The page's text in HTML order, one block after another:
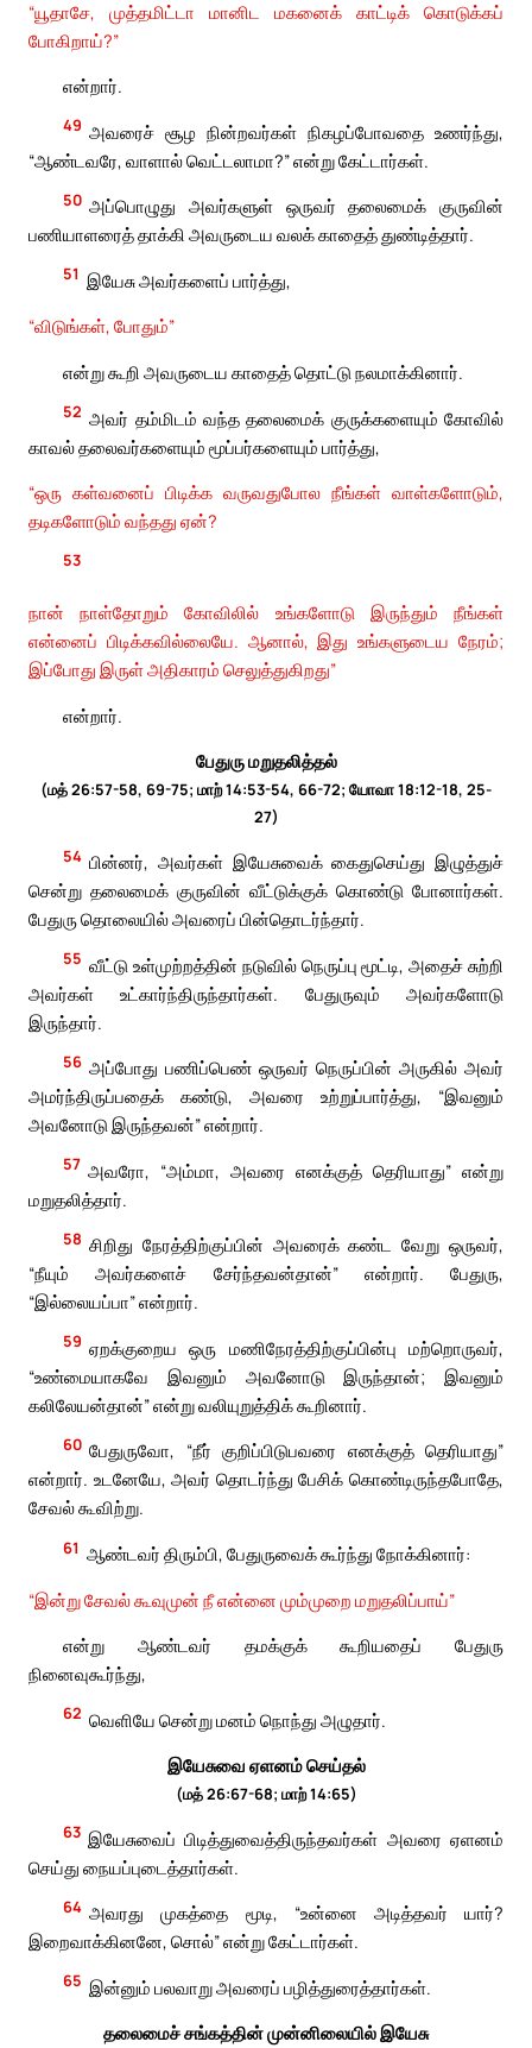
“யூதாசே, முத்தமிட்டா மானிட மகனைக் காட்டிக் கொடுக்கப்
போகிறாய்?”
என்றார்.
49 அவரைச் சூழ நின்றவர்கள் நிகழப்போவதை உணர்ந்து,
“ஆண்டவரே, வாளால் வெட்டலாமா?” என்று கேட்டார்கள்.
50 அப்பொழுது அவர்களுள் ஒருவர் தலைமைக் குருவின்
பணியாளரைத் தாக்கி அவருடைய வலக் காதைத் துண்டித்தார்.
51 இயேசு அவர்களைப் பார்த்து,
“விடுங்கள், போதும்”
என்று கூறி அவருடைய காதைத் தொட்டு நலமாக்கினார்.
52 அவர் தம்மிடம் வந்த தலைமைக் குருக்களையும் கோவில்
காவல் தலைவர்களையும் மூப்பர்களையும் பார்த்து,
“ஒரு கள்வனைப் பிடிக்க வருவதுபோல நீங்கள் வாள்களோடும்,
தடிகளோடும் வந்தது ஏன்?
53
நான் நாள்தோறும் கோவிலில் உங்களோடு இருந்தும் நீங்கள்
என்னைப் பிடிக்கவில்லையே. ஆனால், இது உங்களுடைய நேரம்;
இப்போது இருள் அதிகாரம் செலுத்துகிறது”
என்றார்.
பேதுரு மறுதலித்தல்
(மத் 26:57-58, 69-75; மாற் 14:53-54, 66-72; யோவா 18:12-18, 25-
27)
54 பின்னர், அவர்கள் இயேசுவைக் கைதுசெய்து இழுத்துச்
சென்று தலைமைக் குருவின் வீட்டுக்குக் கொண்டு போனார்கள்.
பேதுரு தொலையில் அவரைப் பின்தொடர்ந்தார்.
55 வீட்டு உள்முற்றத்தின் நடுவில் நெருப்பு மூட்டி, அதைச் சுற்றி
அவர்கள் உட்கார்ந்திருந்தார்கள். பேதுருவும் அவர்களோடு
இருந்தார்.
56 அப்போது பணிப்பெண் ஒருவர் நெருப்பின் அருகில் அவர்
அமர்ந்திருப்பதைக் கண்டு, அவரை உற்றுப்பார்த்து, “இவனும்
அவனோடு இருந்தவன்” என்றார்.
57 அவரோ, “அம்மா, அவரை எனக்குத் தெரியாது” என்று
மறுதலித்தார்.
58 சிறிது நேரத்திற்குப்பின் அவரைக் கண்ட வேறு ஒருவர்,
“நீயும் அவர்களைச் சேர்ந்தவன்தான்” என்றார். பேதுரு,
“இல்லையப்பா” என்றார்.
59 ஏறக்குறைய ஒரு மணிநேரத்திற்குப்பின்பு மற்றொருவர்,
“உண்மையாகவே இவனும் அவனோடு இருந்தான்; இவனும்
கலிலேயன்தான்” என்று வலியுறுத்திக் கூறினார்.
60 பேதுருவோ, “நீர் குறிப்பிடுபவரை எனக்குத் தெரியாது”
என்றார். உடனேயே, அவர் தொடர்ந்து பேசிக் கொண்டிருந்தபோதே,
சேவல் கூவிற்று.
61 ஆண்டவர் திரும்பி, பேதுருவைக் கூர்ந்து நோக்கினார்:
“இன்று சேவல் கூவுமுன் நீ என்னை மும்முறை மறுதலிப்பாய்”
என்று ஆண்டவர் தமக்குக் கூறியதைப் பேதுரு
நினைவுகூர்ந்து,
62 வெளியே சென்று மனம் நொந்து அழுதார்.
இயேசுவை ஏளனம் செய்தல்
(மத் 26:67-68; மாற் 14:65)
63 இயேசுவைப் பிடித்துவைத்திருந்தவர்கள் அவரை ஏளனம்
செய்து நையப்புடைத்தார்கள்.
64 அவரது முகத்தை மூடி, “உன்னை அடித்தவர் யார்?
இறைவாக்கினனே, சொல்” என்று கேட்டார்கள்.
65 இன்னும் பலவாறு அவரைப் பழித்துரைத்தார்கள்.
தலைமைச் சங்கத்தின் முன்னிலையில் இயேசு